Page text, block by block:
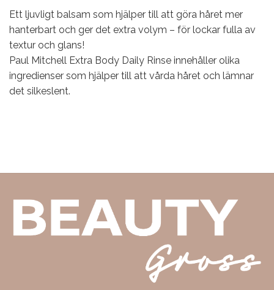
Ett ljuvligt balsam som hjälper till att göra håret mer
hanterbart och ger det extra volym – för lockar fulla av
textur och glans!
Paul Mitchell Extra Body Daily Rinse innehåller olika
ingredienser som hjälper till att vårda håret och lämnar
det silkeslent.